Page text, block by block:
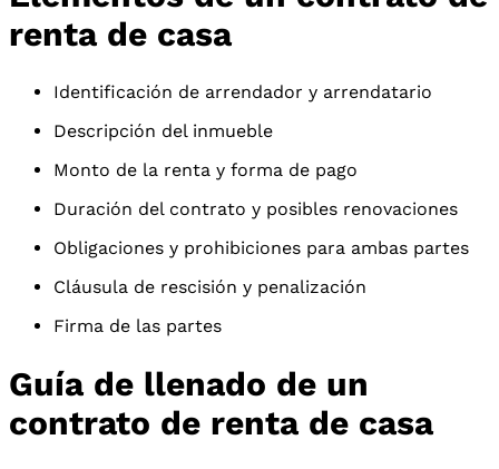
renta de casa
Identificación de arrendador y arrendatario
Descripción del inmueble
Monto de la renta y forma de pago
Duración del contrato y posibles renovaciones
Obligaciones y prohibiciones para ambas partes
Cláusula de rescisión y penalización
Firma de las partes
Guía de llenado de un
contrato de renta de casa